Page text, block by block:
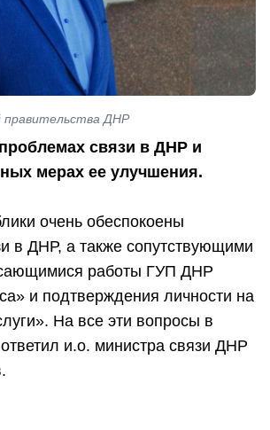
правительства ДНР
связи в ДНР и
мерах ее улучшения.
очень обеспокоены
в ДНР, а также сопутствующими
работы ГУП ДНР
и подтверждения личности на
На все эти вопросы в
и.о. министра связи ДНР